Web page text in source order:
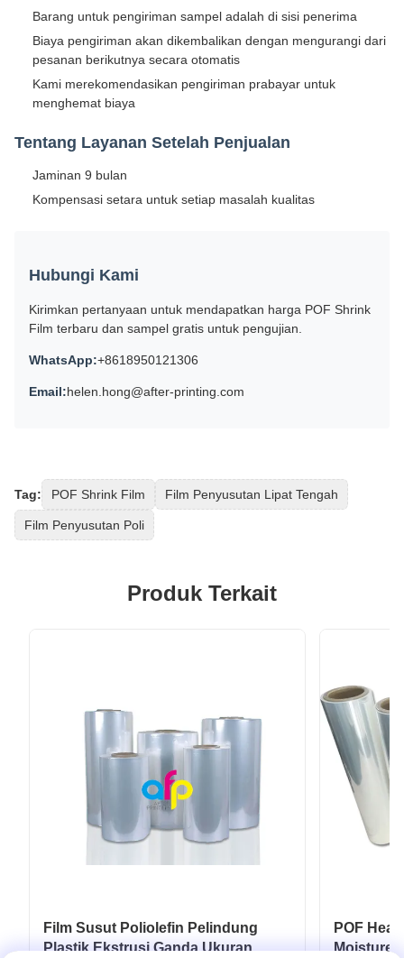
Barang untuk pengiriman sampel adalah di sisi penerima
Biaya pengiriman akan dikembalikan dengan mengurangi dari
pesanan berikutnya secara otomatis
Kami merekomendasikan pengiriman prabayar untuk
menghemat biaya
Tentang Layanan Setelah Penjualan
Jaminan 9 bulan
Kompensasi setara untuk setiap masalah kualitas
Hubungi Kami
Kirimkan pertanyaan untuk mendapatkan harga POF Shrink
Film terbaru dan sampel gratis untuk pengujian.
WhatsApp:+8618950121306
Email:helen.hong@after-printing.com
Tag: POF Shrink Film Film Penyusutan Lipat Tengah
Film Penyusutan Poli
Produk Terkait
Film Susut Poliolefin Pelindung
Plastik Ekstrusi Ganda Ukuran
POF
Moisture